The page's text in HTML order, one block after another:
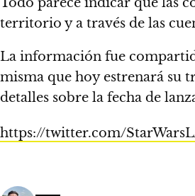
territorio y a través de las
La información fue
misma que hoy estrenará su
detalles sobre la fecha de
https://twitter.com/